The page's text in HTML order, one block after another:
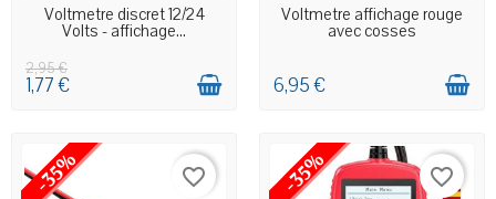
EN STOCK MAGASIN
Voltmetre discret 12/24
Volts - affichage...
2,95 €
1,77 €
EN STOCK MAGASIN
Voltmetre affichage rouge
avec cosses
6,95 €
-35% favorite_border -35% favorite_border